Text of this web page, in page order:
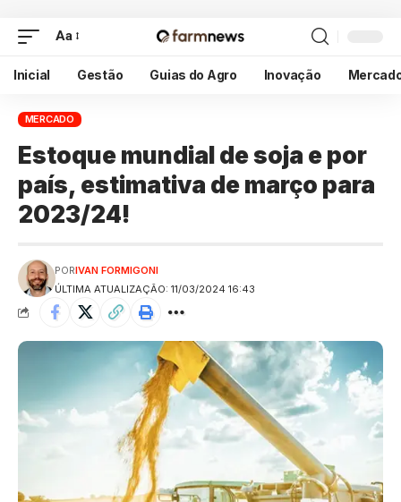
Aa
Inicial Gestão Guias do Agro Inovação
MERCADO
Estoque mundial de soja e por
país, estimativa de março para
2023/24!
ÚLTIMA ATUALIZAÇÃO: 11/03/2024 16:43
PORIVAN FORMIGONI